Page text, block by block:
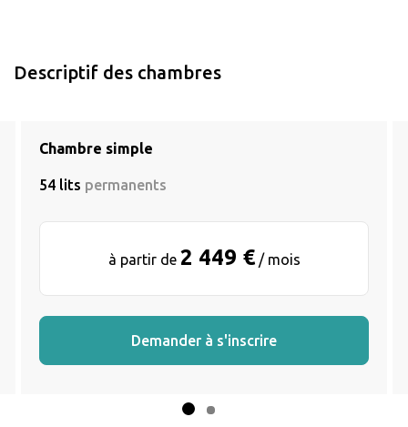
Descriptif des chambres
Chambre simple
54 lits permanents
à partir de 2 449 €/ mois
Demander à s'inscrire